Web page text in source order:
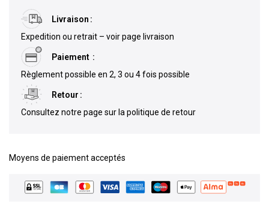
Livraison
Expedition ou retrait – voir page livraison
Paiement
Règlement possible en 2, 3 ou 4 fois possible
Retour
Consultez notre page sur la politique de retour
Moyens de paiement acceptés